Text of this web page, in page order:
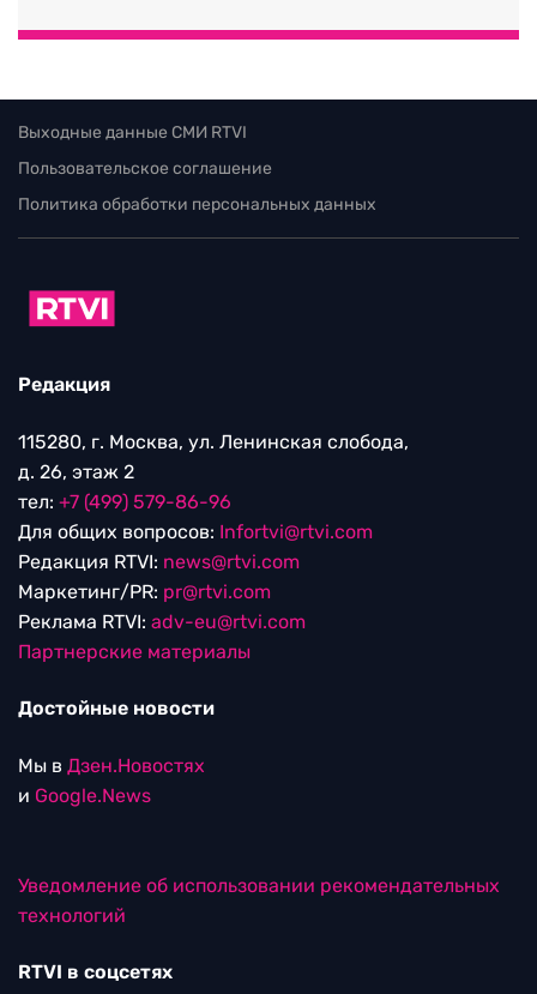
Выходные данные СМИ RTVI
Пользовательское соглашение
Политика обработки персональных данных
Редакция
115280, г. Москва, ул. Ленинская слобода,
д. 26, этаж 2
тел: +7 (499) 579-86-96
Для общих вопросов: Infortvi@rtvi.com
Редакция RTVI: news@rtvi.com
Маркетинг/PR: pr@rtvi.com
Реклама RTVI: adv-eu@rtvi.com
Партнерские материалы
Достойные новости
Мы в Дзен.Новостях
и Google.News
Уведомление об использовании рекомендательных
технологий
RTVI в соцсетях